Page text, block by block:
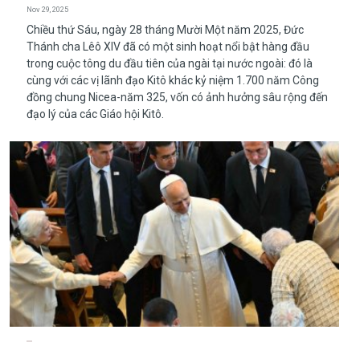
Nov 29, 2025
​​​​​​​Chiều thứ Sáu, ngày 28 tháng Mười Một năm 2025, Đức
Thánh cha Lêô XIV đã có một sinh hoạt nổi bật hàng đầu
trong cuộc tông du đầu tiên của ngài tại nước ngoài: đó là
cùng với các vị lãnh đạo Kitô khác kỷ niệm 1.700 năm Công
đồng chung Nicea-năm 325, vốn có ảnh hưởng sâu rộng đến
đạo lý của các Giáo hội Kitô.